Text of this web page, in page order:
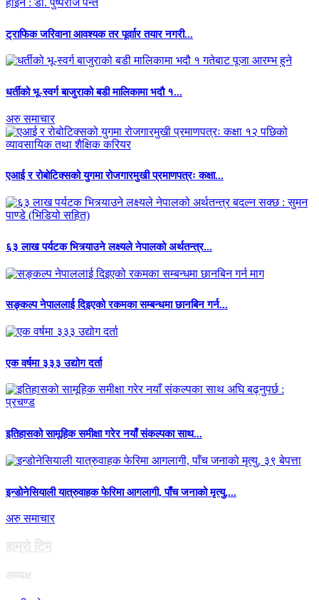
ट्राफिक जरिवाना आवश्यक तर पूर्वाार तयार नगरी...
धर्तीको भू-स्वर्ग बाजुराको बडी मालिकामा भदौ १...
अरु समाचार
एआई र रोबोटिक्सको युगमा रोजगारमुखी प्रमाणपत्रः कक्षा...
६३ लाख पर्यटक भित्र्याउने लक्ष्यले नेपालको अर्थतन्त्र...
सङ्कल्प नेपाललाई दिइएको रकमका सम्बन्धमा छानबिन गर्न...
एक वर्षमा ३३३ उद्योग दर्ता
इतिहासको सामूहिक समीक्षा गरेर नयाँ संकल्पका साथ...
इन्डोनेसियाली यात्रुवाहक फेरिमा आगलागी, पाँच जनाको मृत्यु,...
अरु समाचार
हाम्राे टिम
अध्यक्ष